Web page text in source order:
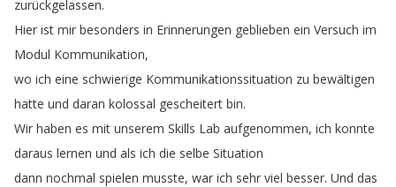
zurückgelassen.
Hier ist mir besonders in Erinnerungen geblieben ein Versuch im
Modul Kommunikation,
wo ich eine schwierige Kommunikationssituation zu bewältigen
hatte und daran kolossal gescheitert bin.
Wir haben es mit unserem Skills Lab aufgenommen, ich konnte
daraus lernen und als ich die selbe Situation
dann nochmal spielen musste, war ich sehr viel besser. Und das